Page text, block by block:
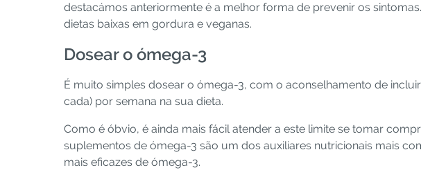
destacámos anteriormente é a melhor forma de prevenir os
dietas baixas em gordura e veganas.
Dosear o ómega-3
É muito simples dosear o ómega-3, com o aconselhamento de
cada) por semana na sua dieta.
Como é óbvio, é ainda mais fácil atender a este limite se tomar
suplementos de ómega-3 são um dos auxiliares nutricionais mais
mais eficazes de ómega-3.